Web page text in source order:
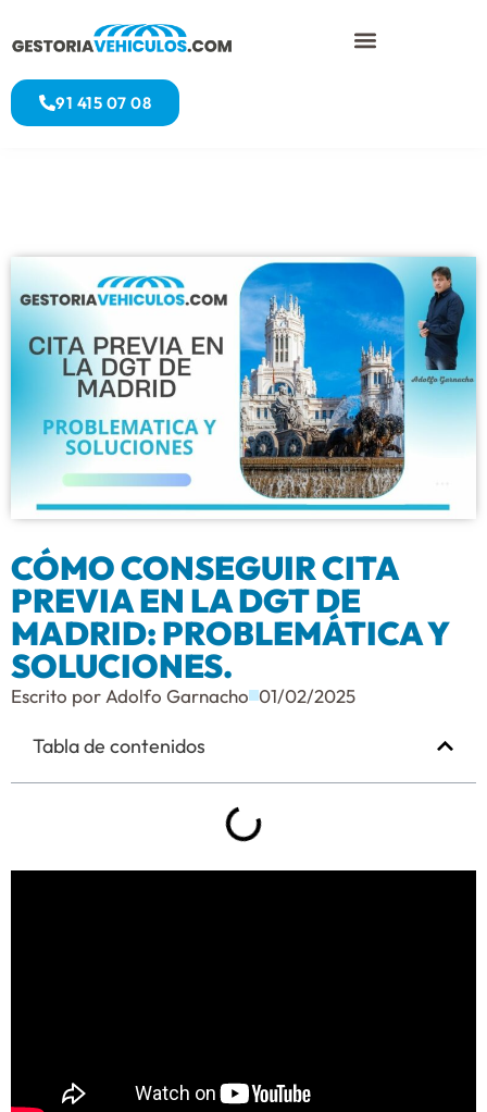
91 415 07 08
CÓMO CONSEGUIR CITA
PREVIA EN LA DGT DE
MADRID: PROBLEMÁTICA Y
SOLUCIONES.
Escrito por Adolfo Garnacho 01/02/2025
Tabla de contenidos